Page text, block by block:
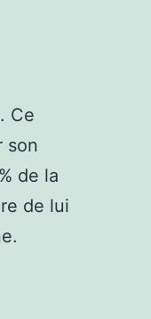
Ce
son
de la
de lui